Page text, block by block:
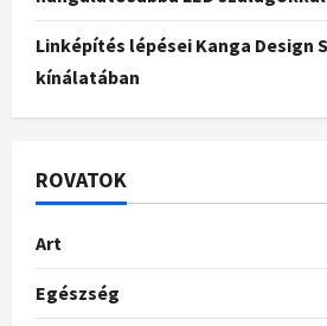
Linképítés lépései Kanga Design
kínálatában
ROVATOK
Art
Egészség